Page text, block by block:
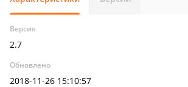
Версия
2.7
Обновлено
2018-11-26 15:10:57